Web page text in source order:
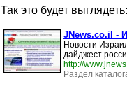
Так это будет выглядеть:
JNews.co.il -
Новости
дайджест
http://
Раздел